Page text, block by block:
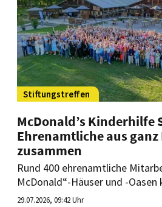
Stiftungstreffen
McDonald’s
Ehrenamtliche aus
zusammen
Rund 400 ehrenamtliche
McDonald“-Häuser und -Oasen
Sternfahrt 2026 in München
29.07.2026, 09:42 Uhr